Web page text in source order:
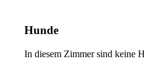
Hunde
In diesem Zimmer sind keine